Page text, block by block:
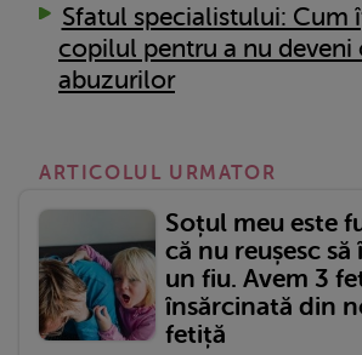
Sfatul specialistului: Cum
copilul pentru a nu deveni
abuzurilor
ARTICOLUL URMATOR
Soțul meu este
că nu reușesc să
un fiu. Avem 3
însărcinată din
fetiță